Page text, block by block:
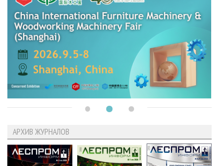
АРХИВ ЖУРНАЛОВ